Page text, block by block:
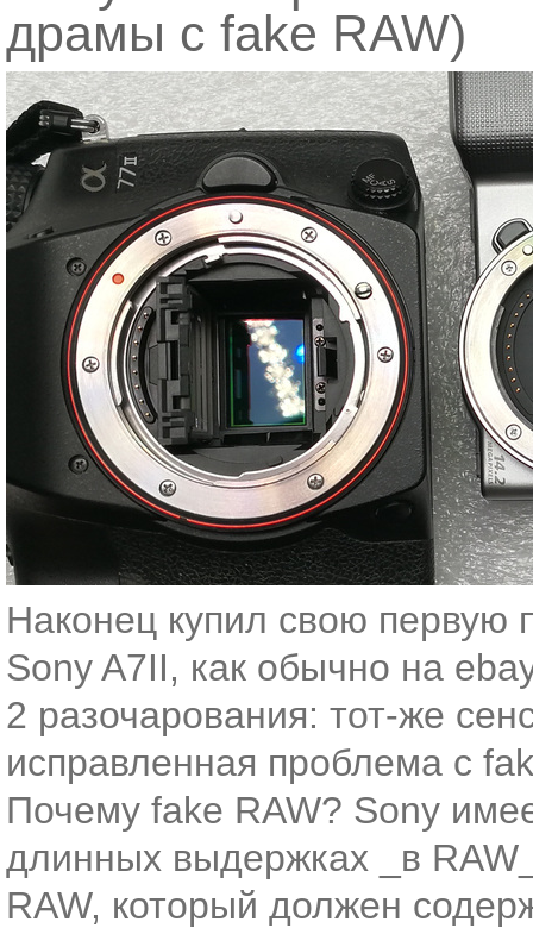
драмы с fake RAW)
Наконец купил свою
Sony A7II, как обычно на
2 разочарования: тот-же
исправленная проблема с
Почему fake RAW? Sony
длинных выдержках _в
RAW, который должен